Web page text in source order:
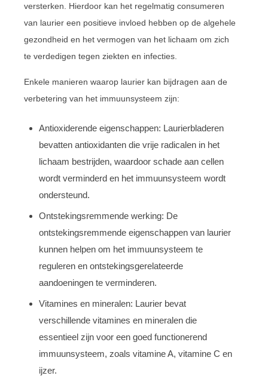
versterken. Hierdoor kan het regelmatig consumeren
van laurier een positieve invloed hebben op de algehele
gezondheid en het vermogen van het lichaam om zich
te verdedigen tegen ziekten en infecties.
Enkele manieren waarop laurier kan bijdragen aan de
verbetering van het immuunsysteem zijn:
Antioxiderende eigenschappen: Laurierbladeren
bevatten antioxidanten die vrije radicalen in het
lichaam bestrijden, waardoor schade aan cellen
wordt verminderd en het immuunsysteem wordt
ondersteund.
Ontstekingsremmende werking: De
ontstekingsremmende eigenschappen van laurier
kunnen helpen om het immuunsysteem te
reguleren en ontstekingsgerelateerde
aandoeningen te verminderen.
Vitamines en mineralen: Laurier bevat
verschillende vitamines en mineralen die
essentieel zijn voor een goed functionerend
immuunsysteem, zoals vitamine A, vitamine C en
ijzer.